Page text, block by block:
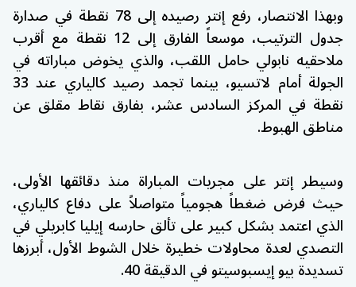
وبهذا الانتصار، رفع إنتر رصيده إلى 78 نقطة في صدارة
جدول الترتيب، موسعاً الفارق إلى 12 نقطة مع أقرب
ملاحقيه نابولي حامل اللقب، والذي يخوض مباراته في
الجولة أمام لاتسيو، بينما تجمد رصيد كالياري عند 33
نقطة في المركز السادس عشر، بفارق نقاط مقلق عن
مناطق الهبوط.
وسيطر إنتر على مجريات المباراة منذ دقائقها الأولى،
حيث فرض ضغطاً هجومياً متواصلاً على دفاع كالياري،
الذي اعتمد بشكل كبير على تألق حارسه إيليا كابريلي في
التصدي لعدة محاولات خطيرة خلال الشوط الأول، أبرزها
تسديدة بيو إيسبوسيتو في الدقيقة 40.